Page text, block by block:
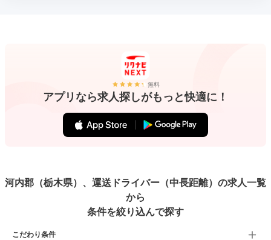
無料
アプリなら求人探しがもっと快適に！
河内郡（栃木県）、運送ドライバー（中長距離）の求人一覧
から
条件を絞り込んで探す
こだわり条件